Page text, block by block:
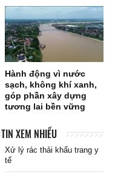
Hành động vì nước
sạch, không khí xanh,
góp phần xây dựng
tương lai bền vững
TIN XEM NHIỀU
Xử lý rác thải khẩu trang y
tế